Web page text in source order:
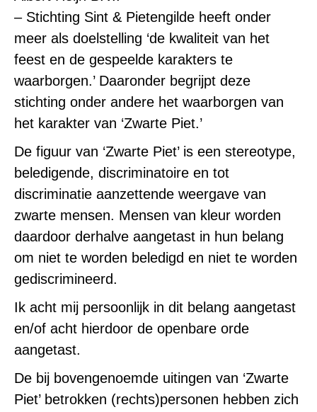
– Stichting Sint & Pietengilde heeft onder
meer als doelstelling ‘de kwaliteit van het
feest en de gespeelde karakters te
waarborgen.’ Daaronder begrijpt deze
stichting onder andere het waarborgen van
het karakter van ‘Zwarte Piet.’
De figuur van ‘Zwarte Piet’ is een stereotype,
beledigende, discriminatoire en tot
discriminatie aanzettende weergave van
zwarte mensen. Mensen van kleur worden
daardoor derhalve aangetast in hun belang
om niet te worden beledigd en niet te worden
gediscrimineerd.
Ik acht mij persoonlijk in dit belang aangetast
en/of acht hierdoor de openbare orde
aangetast.
De bij bovengenoemde uitingen van ‘Zwarte
Piet’ betrokken (rechts)personen hebben zich